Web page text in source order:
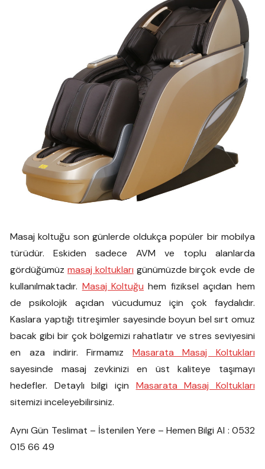
Masaj koltuğu son günlerde oldukça popüler bir mobilya
türüdür. Eskiden sadece AVM ve toplu alanlarda
gördüğümüz masaj koltukları günümüzde birçok evde de
kullanılmaktadır. Masaj Koltuğu hem fiziksel açıdan hem
de psikolojik açıdan vücudumuz için çok faydalıdır.
Kaslara yaptığı titreşimler sayesinde boyun bel sırt omuz
bacak gibi bir çok bölgemizi rahatlatır ve stres seviyesini
en aza indirir. Firmamız Masarata Masaj Koltukları
sayesinde masaj zevkinizi en üst kaliteye taşımayı
hedefler. Detaylı bilgi için Masarata Masaj Koltukları
sitemizi inceleyebilirsiniz.
Aynı Gün Teslimat – İstenilen Yere – Hemen Bilgi Al : 0532
015 66 49